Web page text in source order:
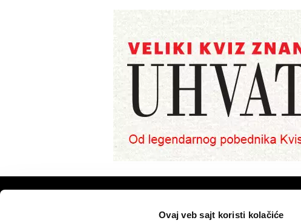
Ovaj veb sajt koristi kolačiće